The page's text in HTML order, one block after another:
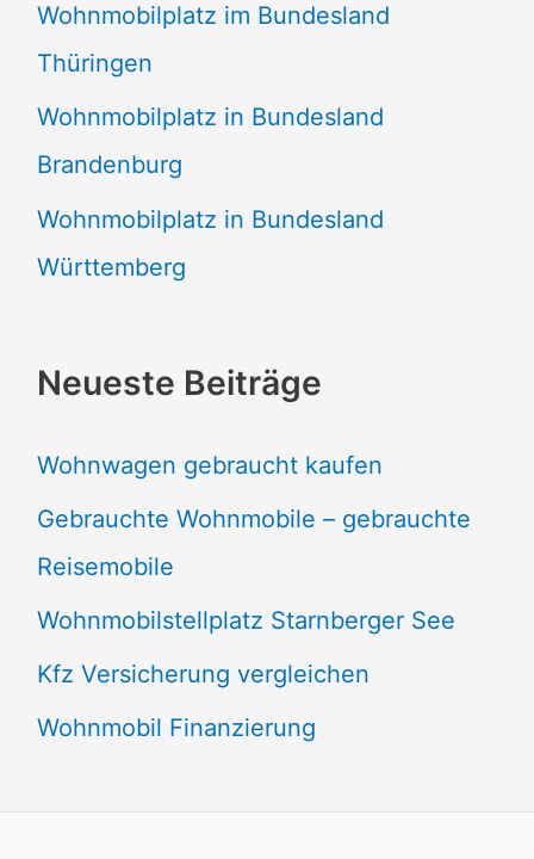
Wohnmobilplatz im Bundesland
Thüringen
Wohnmobilplatz in Bundesland
Brandenburg
Wohnmobilplatz in Bundesland
Württemberg
Neueste Beiträge
Wohnwagen gebraucht kaufen
Gebrauchte Wohnmobile – gebrauchte
Reisemobile
Wohnmobilstellplatz Starnberger See
Kfz Versicherung vergleichen
Wohnmobil Finanzierung